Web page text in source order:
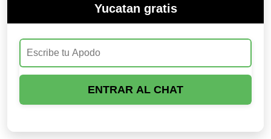
Yucatan gratis
ENTRAR AL CHAT